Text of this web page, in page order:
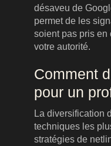
désaveu de
permet de les
soient pas pris en
votre autorité.
Comment
pour un
La diversification
techniques les
stratégies de